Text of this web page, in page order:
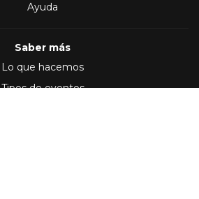
Ayuda
Saber más
Lo que hacemos
Tipos de eventos